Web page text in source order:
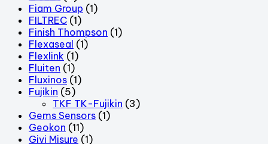
Fiam Group (1)
FILTREC (1)
Finish Thompson (1)
Flexaseal (1)
Flexlink (1)
Fluiten (1)
Fluxinos (1)
Fujikin (5)
TKF TK-Fujikin (3)
Gems Sensors (1)
Geokon (11)
Givi Misure (1)